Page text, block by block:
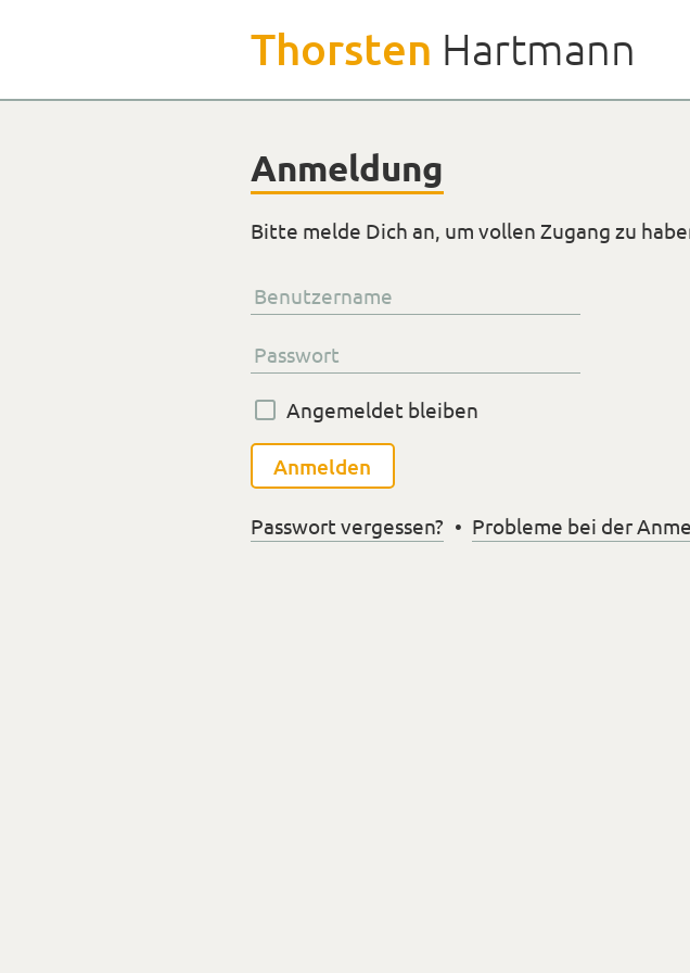
Inhalten
Thorsten Hartmann
Anmeldung
Bitte melde Dich an, um vollen Zugang zu
Benutzername
Passwort
Angemeldet bleiben
Passwort vergessen? Probleme bei der